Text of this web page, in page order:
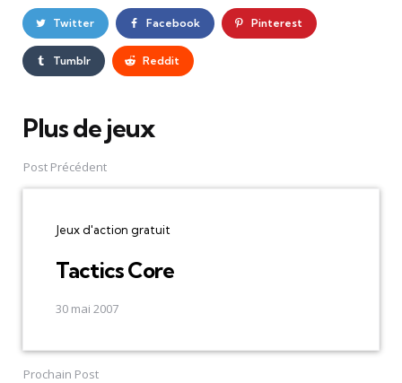
Twitter Facebook Pinterest
Tumblr Reddit
Plus de jeux
Post
navigation
Post Précédent
Jeux d'action gratuit
Tactics Core
30 mai 2007
Prochain Post